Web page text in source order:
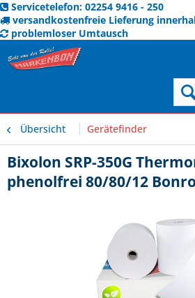
Servicetelefon: 02254 9416 - 250
versandkostenfreie Lieferung
problemloser Umtausch
Übersicht Gerätefinder
Bixolon SRP-350G
phenolfrei 80/80/12